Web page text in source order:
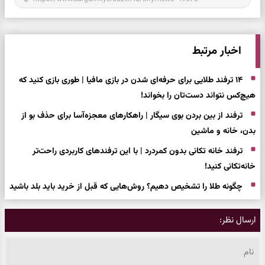
اخبار مرتبط
۱۴ ترفند طلایی برای حرفه‌ای شدن در بازی مافیا | طوری بازی کنید که
هیچ‌کس نتواند دست‌تان را بخواند!
ترفند از بین بردن بوی سیگار | راهکارهای معجزه‌آسا برای حذف بو از
بدن، خانه و ماشین
ترفند خانه تکانی بدون کمردرد | با این ترفندهای کاربردی راحت‌تر
خانه‌تکانی کنید!
چگونه طلا را تشخیص دهیم؟ روش‌هایی که قبل از خرید باید بلد باشید
ارسال نظر: